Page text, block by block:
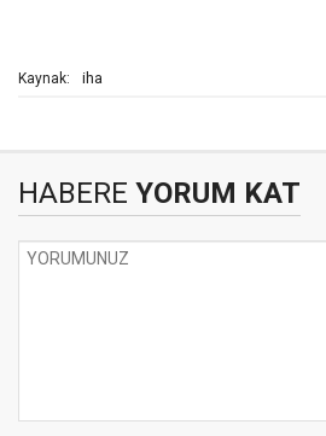
Kaynak: iha
HABERE YORUM KAT